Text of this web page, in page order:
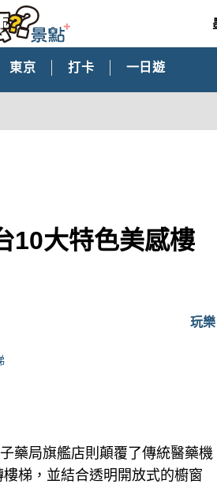
東京 打卡 一日遊
10大特色美感樓
玩樂
藥局旗艦店則顛覆了傳統醫藥機
梯，並結合透明開放式的櫥窗